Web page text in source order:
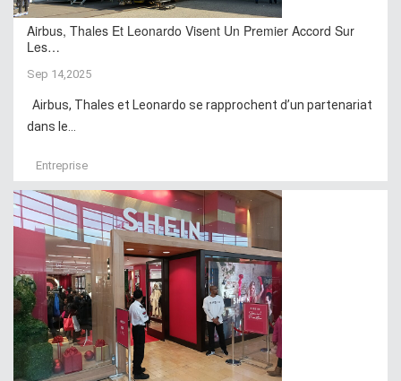
Airbus, Thales Et Leonardo Visent Un Premier Accord Sur
Les…
Sep 14,2025
Airbus, Thales et Leonardo se rapprochent d’un partenariat
dans le...
Entreprise